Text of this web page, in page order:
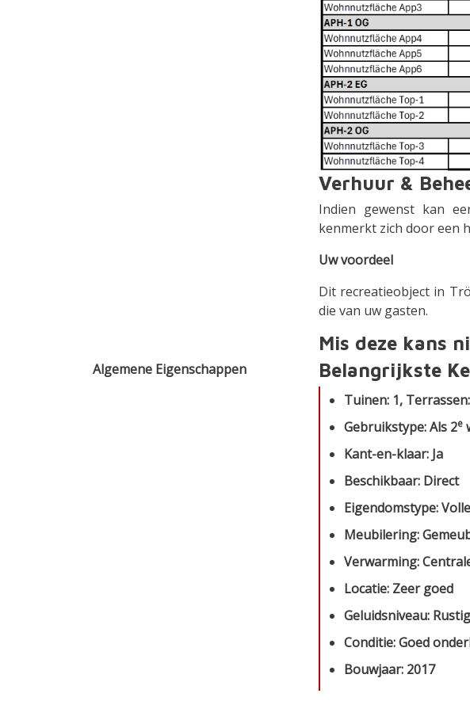
Verhuur &
Indien gewenst kan
kenmerkt zich door een
Uw voordeel
Dit recreatieobject in
die van uw gasten.
Mis deze kans
Algemene Eigenschappen Belangrijkste
Tuinen: 1,
Gebruikstype: Als 2e
Kant-en-klaar: Ja
Beschikbaar: Direct
Eigendomstype:
Meubilering:
Verwarming:
Locatie: Zeer goed
Geluidsniveau:
Conditie: Goed
Bouwjaar: 2017